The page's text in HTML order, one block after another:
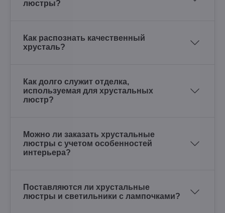
люстры?
Как распознать качественный
хрусталь?
Как долго служит отделка,
используемая для хрустальных
люстр?
Можно ли заказать хрустальные
люстры с учетом особенностей
интерьера?
Поставляются ли хрустальные
люстры и светильники с лампочками?